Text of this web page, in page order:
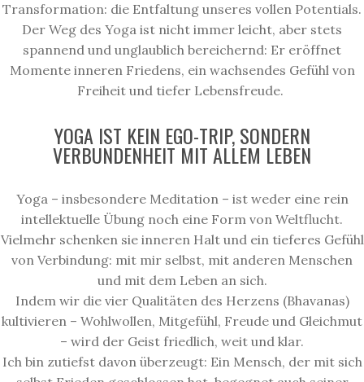
Transformation: die Entfaltung unseres vollen Potentials.
Der Weg des Yoga ist nicht immer leicht, aber stets
spannend und unglaublich bereichernd: Er eröffnet
Momente inneren Friedens, ein wachsendes Gefühl von
Freiheit und tiefer Lebensfreude.
YOGA IST KEIN EGO-TRIP, SONDERN
VERBUNDENHEIT MIT ALLEM LEBEN
Yoga – insbesondere Meditation – ist weder eine rein
intellektuelle Übung noch eine Form von Weltflucht.
Vielmehr schenken sie inneren Halt und ein tieferes Gefühl
von Verbindung: mit mir selbst, mit anderen Menschen
und mit dem Leben an sich.
Indem wir die vier Qualitäten des Herzens (Bhavanas)
kultivieren – Wohlwollen, Mitgefühl, Freude und Gleichmut
– wird der Geist friedlich, weit und klar.
Ich bin zutiefst davon überzeugt: Ein Mensch, der mit sich